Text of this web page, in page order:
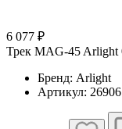
6 077 ₽
Трек MAG-45 Arlight
Бренд: Arlight
Артикул: 26906